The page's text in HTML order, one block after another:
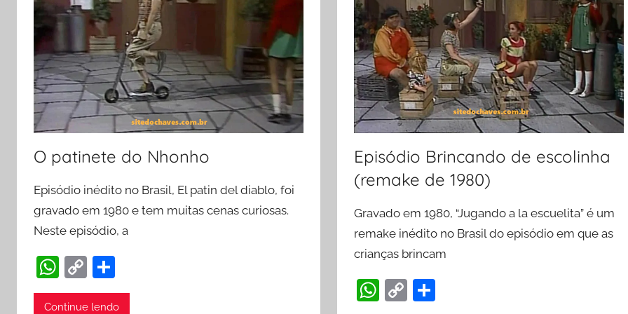
O patinete do Nhonho
Episódio inédito no Brasil, El patin del diablo, foi
gravado em 1980 e tem muitas cenas curiosas.
Neste episódio, a
W
h
C
o h
Continue lendo
Episódio Brincando de escolinha
(remake de 1980)
Gravado em 1980, “Jugando a la escuelita” é um
remake inédito no Brasil do episódio em que as
crianças brincam
W C